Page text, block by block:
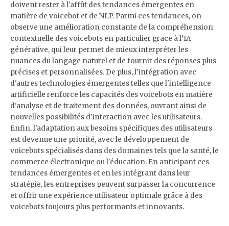
doivent rester à l'affût des tendances émergentes en
matière de voicebot et de NLP. Parmi ces tendances, on
observe une amélioration constante de la compréhension
contextuelle des voicebots en particulier grace à l’IA
générative, qui leur permet de mieux interpréter les
nuances du langage naturel et de fournir des réponses plus
précises et personnalisées. De plus, l'intégration avec
d'autres technologies émergentes telles que l'intelligence
artificielle renforce les capacités des voicebots en matière
d'analyse et de traitement des données, ouvrant ainsi de
nouvelles possibilités d'interaction avec les utilisateurs.
Enfin, l'adaptation aux besoins spécifiques des utilisateurs
est devenue une priorité, avec le développement de
voicebots spécialisés dans des domaines tels que la santé, le
commerce électronique ou l'éducation. En anticipant ces
tendances émergentes et en les intégrant dans leur
stratégie, les entreprises peuvent surpasser la concurrence
et offrir une expérience utilisateur optimale grâce à des
voicebots toujours plus performants et innovants.